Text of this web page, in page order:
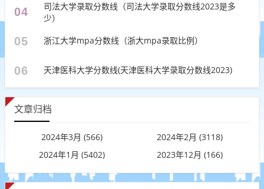
04
司法大学录取分数线（司法大学录取分数线2023是多
少）
05 浙江大学mpa分数线（浙大mpa录取比例）
06 天津医科大学分数线(天津医科大学录取分数线2023)
文章归档
2024年3月 (566)
2024年2月 (3118)
2024年1月 (5402)
2023年12月 (166)